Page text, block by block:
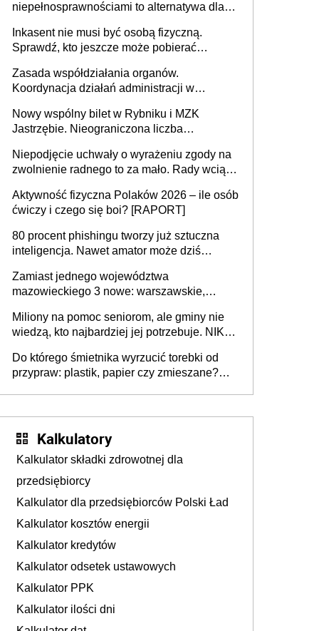
niepełnosprawnościami to alternatywa dla
samodzielnie lub z rodziną
Inkasent nie musi być osobą fizyczną.
Sprawdź, kto jeszcze może pobierać
Zasada współdziałania organów.
Koordynacja działań administracji w
Nowy wspólny bilet w Rybniku i MZK
Jastrzębie. Nieograniczona liczba
Niepodjęcie uchwały o wyrażeniu zgody na
zwolnienie radnego to za mało. Rady wciąż
rozstrzygać sprawy
Aktywność fizyczna Polaków 2026 – ile osób
ćwiczy i czego się boi? [RAPORT]
80 procent phishingu tworzy już sztuczna
inteligencja. Nawet amator może dziś
Zamiast jednego województwa
mazowieckiego 3 nowe: warszawskie,
Europie nie ma tak dużych jednostek
stołecznych
Miliony na pomoc seniorom, ale gminy nie
wiedzą, kto najbardziej jej potrzebuje. NIK
Do którego śmietnika wyrzucić torebki od
przypraw: plastik, papier czy zmieszane?
Kalkulatory
Kalkulator składki zdrowotnej dla
przedsiębiorcy
Kalkulator dla przedsiębiorców Polski Ład
Kalkulator kosztów energii
Kalkulator kredytów
Kalkulator odsetek ustawowych
Kalkulator PPK
Kalkulator ilości dni